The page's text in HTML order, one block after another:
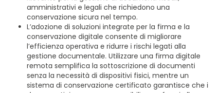
amministrativi e legali che richiedono una
conservazione sicura nel tempo.
L’adozione di soluzioni integrate per la firma e la
conservazione digitale consente di migliorare
l’efficienza operativa e ridurre i rischi legati alla
gestione documentale. Utilizzare una firma digitale
remota semplifica la sottoscrizione di documenti
senza la necessità di dispositivi fisici, mentre un
sistema di conservazione certificato garantisce che i